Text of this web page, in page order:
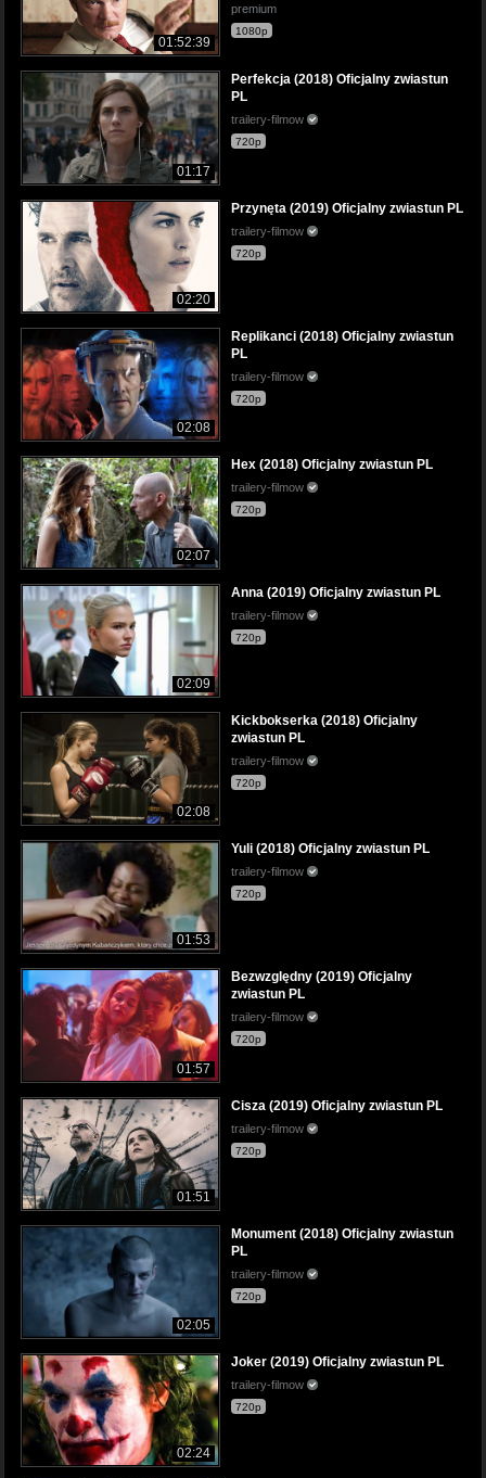
01:52:39
premium
1080p
01:17
Perfekcja (2018) Oficjalny zwiastun
PL
trailery-filmow
720p
02:20
Przynęta (2019) Oficjalny zwiastun PL
trailery-filmow
720p
02:08
Replikanci (2018) Oficjalny zwiastun
PL
trailery-filmow
720p
02:07
Hex (2018) Oficjalny zwiastun PL
trailery-filmow
720p
02:09
Anna (2019) Oficjalny zwiastun PL
trailery-filmow
720p
02:08
Kickbokserka (2018) Oficjalny
zwiastun PL
trailery-filmow
720p
01:53
Yuli (2018) Oficjalny zwiastun PL
trailery-filmow
720p
01:57
Bezwzględny (2019) Oficjalny
zwiastun PL
trailery-filmow
720p
01:51
Cisza (2019) Oficjalny zwiastun PL
trailery-filmow
720p
02:05
Monument (2018) Oficjalny zwiastun
PL
trailery-filmow
720p
02:24
Joker (2019) Oficjalny zwiastun PL
trailery-filmow
720p